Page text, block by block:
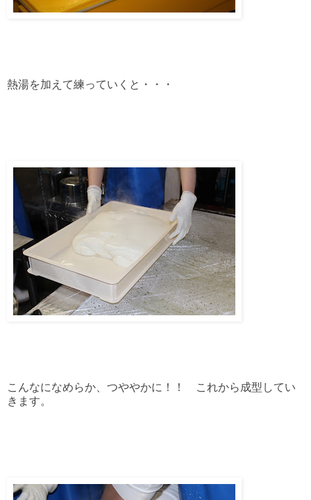
熱湯を加えて練っていくと・・・
こんなになめらか、つややかに！！ これから成型してい
きます。